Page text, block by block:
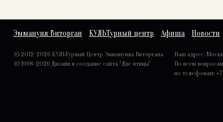
Эммануил Виторган КУЛЬТурный центр Афиша Новости
© 2012-2026 КУЛЬТурный Центр Эммануила Виторгана
© 1998-2026 Дизайн и создание сайта "Две птицы"
Наш адрес:
По всем
по телефонам: